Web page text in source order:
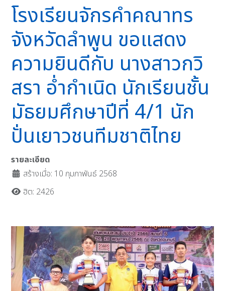
โรงเรียนจักรคำคณาทร
จังหวัดลำพูน ขอแสดง
ความยินดีกับ นางสาวกวิ
สรา อํ่ากำเนิด นักเรียนชั้น
มัธยมศึกษาปีที่ 4/1 นัก
ปั่นเยาวชนทีมชาติไทย
รายละเอียด
สร้างเมื่อ: 10 กุมภาพันธ์ 2568
ฮิต: 2426